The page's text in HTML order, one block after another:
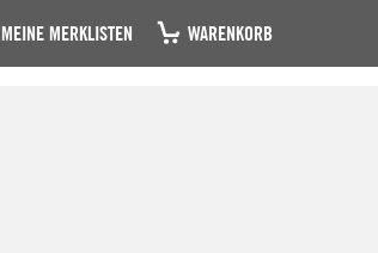
MEINE MERKLISTEN WARENKORB